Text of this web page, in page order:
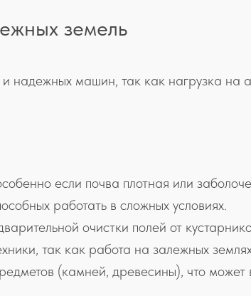
земель
надежных машин, так как нагрузка на
если почва плотная или
работать в сложных условиях.
очистки полей от
так как работа на залежных
(камней, древесины), что может